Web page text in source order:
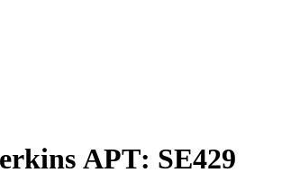
АРТ: SE429